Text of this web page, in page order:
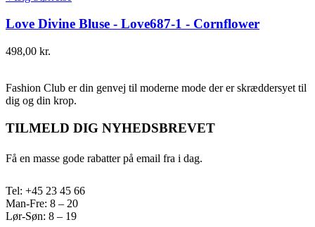
Love Divine Bluse - Love687-1 - Cornflower
498,00 kr.
Fashion Club er din genvej til moderne mode der er skræddersyet til
dig og din krop.
TILMELD DIG NYHEDSBREVET
Få en masse gode rabatter på email fra i dag.
Tel: +45 23 45 66
Man-Fre: 8 – 20
Lør-Søn: 8 – 19